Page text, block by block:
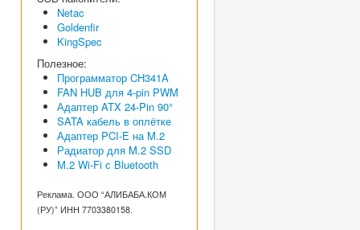
Netac
Goldenfir
KingSpec
Полезное:
Программатор CH341A
FAN HUB для 4-pin PWM
Адаптер ATX 24-Pin 90°
SATA кабель в оплётке
Адаптер PCI-E на M.2
Радиатор для M.2 SSD
M.2 Wi-Fi с Bluetooth
Реклама. ООО “АЛИБАБА.КОМ
(РУ)” ИНН 7703380158.